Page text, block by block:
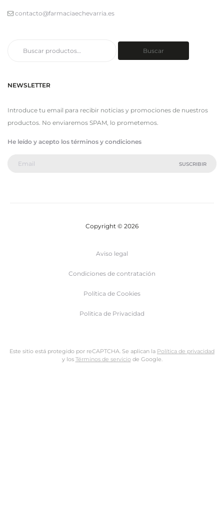
contacto@farmaciaechevarria.es
Buscar
NEWSLETTER
Introduce tu email para recibir noticias y promociones de nuestros
productos. No enviaremos SPAM, lo prometemos.
He leído y acepto los términos y condiciones
Copyright © 2026
Aviso legal
Condiciones de contratación
Política de Cookies
Politica de Privacidad
Este sitio está protegido por reCAPTCHA. Se aplican la Política de privacidad
y los Términos de serviciode Google.